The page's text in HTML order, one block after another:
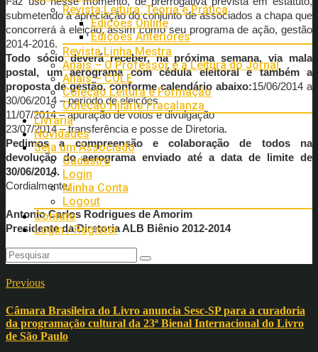
Revista Leitura: Teoria e Prática
Edições Online
Edições Anteriores
Revista Linha Mestra
Anais – O Professor e a Leitura do Jornal
Anais – COLE
Coleção Leitura e Formação
Coleção Hilário Fracalanza
Livraria
Novidades
Seja um Associado
Cadastro
Login
Minha Conta
Logout
Contato
Login / Register
submetendo à apreciação do conjunto de associados a chapa que
concorrerá à eleição, assim como seu programa de ação, gestão
2014-2016.
Todo sócio deverá receber, na próxima semana, via mala
postal, um aerograma com cédula eleitoral e também a
proposta de gestão, conforme calendário abaixo:15/06/2014 a
30/06/2014 – período de eleições
11/07/2014 – apuração de votos e divulgação
23/07/2014 – transferência e posse de Diretoria.
Pedimos a compreensão e colaboração de todos na
devolução do aerograma enviado até a data de limite de
30/06/2014.
Cordialmente,
Antonio Carlos Rodrigues de Amorim
Presidente da Diretoria ALB Biênio 2012-2014
Previous
Câmara Brasileira do Livro anuncia Sesc-SP para a curadoria
da programação cultural da 23ª Bienal Internacional do Livro
de São Paulo